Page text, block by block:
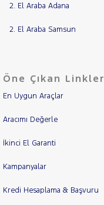
2. El Araba Adana
2. El Araba Samsun
Öne Çıkan Linkler
En Uygun Araçlar
Aracımı Değerle
İkinci El Garanti
Kampanyalar
Kredi Hesaplama & Başvuru